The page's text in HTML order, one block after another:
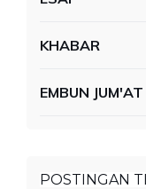
KHABAR
EMBUN JUM'AT
POSTINGAN